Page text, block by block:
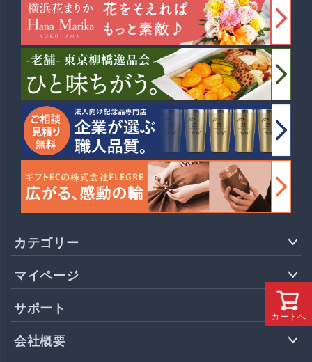
カートへ
カテゴリー
マイページ
サポート
会社概要